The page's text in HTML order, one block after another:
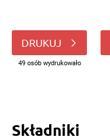
DRUKUJ
49 osób wydrukowało
Składniki